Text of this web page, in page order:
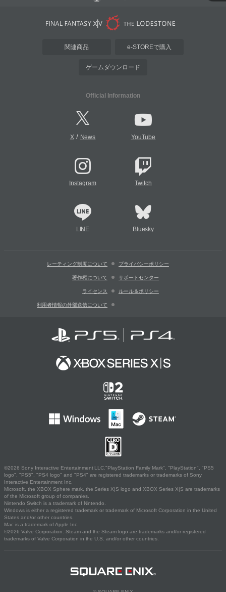
関連商品 e-STOREで購入
ゲームダウンロード
Official Information
X/ News YouTube
Instagram Twitch
LINE Bluesky
レーティング制度について プライバシーポリシー
著作権について サポートセンター
ライセンス ルール＆ポリシー
利用者情報の外部送信について
©2026 Sony Interactive Entertainment LLC."PlayStation Family Mark", "PlayStation", "PS5
logo", "PS5", "PS4 logo" and "PS4" are registered trademarks or trademarks of Sony
Interactive Entertainment Inc.
Microsoft, the XBOX Sphere mark, the Series X|S logo and XBOX Series X|S are trademarks
of the Microsoft group of companies.
Nintendo Switch is a trademark of Nintendo.
Windows is either a registered trademark or trademark of Microsoft Corporation in the United
States and/or other countries.
Mac is a trademark of Apple Inc.
©2026 Valve Corporation. Steam and the Steam logo are trademarks and/or registered
trademarks of Valve Corporation in the U.S. and/or other countries.